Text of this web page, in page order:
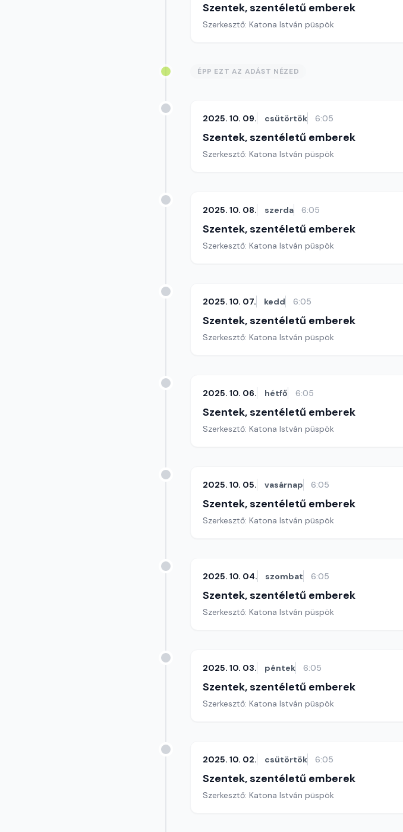
Szentek, szentéletű emberek
Szerkesztő: Katona István püspök
ÉPP EZT AZ ADÁST NÉZED
2025. 10. 09. csütörtök 6:05
Szentek, szentéletű emberek
Szerkesztő: Katona István püspök
2025. 10. 08. szerda 6:05
Szentek, szentéletű emberek
Szerkesztő: Katona István püspök
2025. 10. 07. kedd 6:05
Szentek, szentéletű emberek
Szerkesztő: Katona István püspök
2025. 10. 06. hétfő 6:05
Szentek, szentéletű emberek
Szerkesztő: Katona István püspök
2025. 10. 05. vasárnap 6:05
Szentek, szentéletű emberek
Szerkesztő: Katona István püspök
2025. 10. 04. szombat 6:05
Szentek, szentéletű emberek
Szerkesztő: Katona István püspök
2025. 10. 03. péntek 6:05
Szentek, szentéletű emberek
Szerkesztő: Katona István püspök
2025. 10. 02. csütörtök 6:05
Szentek, szentéletű emberek
Szerkesztő: Katona István püspök